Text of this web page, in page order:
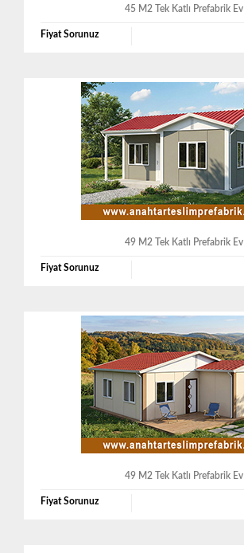
45 M2 Tek Katlı Prefabrik Ev
Fiyat Sorunuz
49 M2 Tek Katlı Prefabrik Ev
Fiyat Sorunuz
49 M2 Tek Katlı Prefabrik Ev
Fiyat Sorunuz